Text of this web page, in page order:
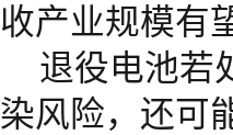
收产业规模有
退役电池若
染风险，还可